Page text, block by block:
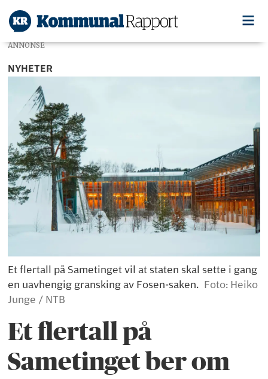
ANNONSE
NYHETER
Et flertall på Sametinget vil at staten skal sette i gang
en uavhengig gransking av Fosen-saken. Foto: Heiko
Junge / NTB
Et flertall på
Sametinget ber om